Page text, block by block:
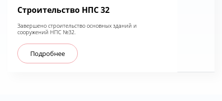
Строительство НПС 32
Завершено строительство основных зданий и
сооружений НПС №32.
Подробнее